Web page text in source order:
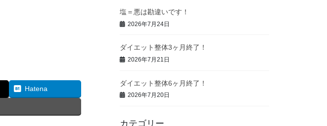
Hatena
塩＝悪は勘違いです！
2026年7月24日
ダイエット整体3ヶ月終了！
2026年7月21日
ダイエット整体6ヶ月終了！
2026年7月20日
カテゴリー